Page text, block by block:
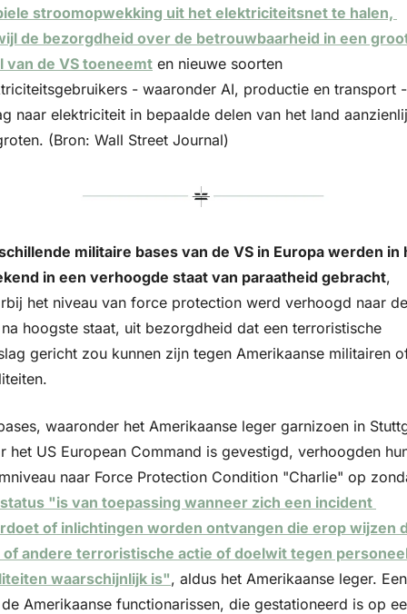
stroomopwekking uit het elektriciteitsnet te halen,
de bezorgdheid over de betrouwbaarheid in een
van de VS toeneemt en nieuwe soorten
- waaronder AI, productie en transport
naar elektriciteit in bepaalde delen van het land
(Bron: Wall Street Journal)
militaire bases van de VS in Europa werden in
in een verhoogde staat van paraatheid gebracht,
het niveau van force protection werd verhoogd naar
hoogste staat, uit bezorgdheid dat een terroristische
gericht zou kunnen zijn tegen Amerikaanse militairen
waaronder het Amerikaanse leger garnizoen in
het US European Command is gevestigd, verhoogden
"is van toepassing wanneer zich een incident
of inlichtingen worden ontvangen die erop wijzen
of andere terroristische actie of doelwit tegen
waarschijnlijk is", aldus het Amerikaanse leger. Een
Amerikaanse functionarissen, die gestationeerd is op